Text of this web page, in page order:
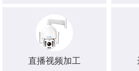
直播视频加工